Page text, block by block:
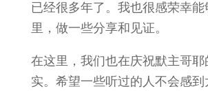
已经很多年了。我也很感荣幸
里，做一些分享和见证。
在这里，我们也在庆祝默主哥耶
实。希望一些听过的人不会感到